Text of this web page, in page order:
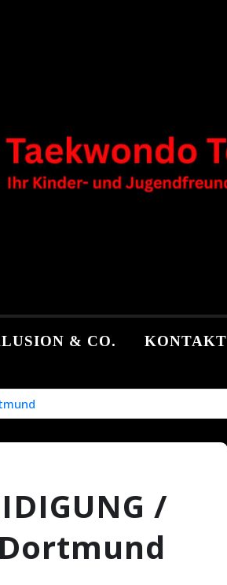
& CO. KONTAKT
/